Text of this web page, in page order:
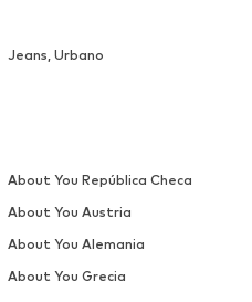
Jeans, Urbano
About You República Checa
About You Austria
About You Alemania
About You Grecia